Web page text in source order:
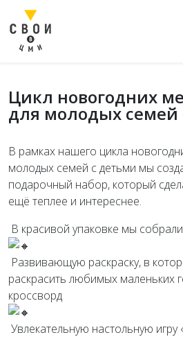
Цикл новогодних
для молодых семей
В рамках нашего цикла
молодых семей с детьми мы
подарочный набор, который
ещё теплее и интереснее.
В красивой упаковке мы
Развивающую раскраску, в
раскрасить любимых маленьких
кроссворд
Увлекательную настольную